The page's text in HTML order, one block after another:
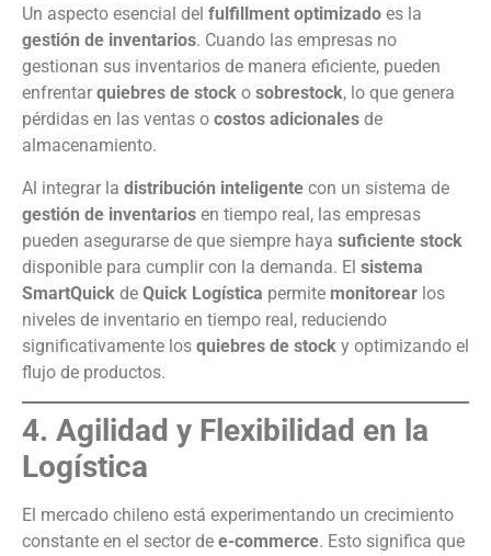
Un aspecto esencial del fulfillment optimizado es la
gestión de inventarios. Cuando las empresas no
gestionan sus inventarios de manera eficiente, pueden
enfrentar quiebres de stock o sobrestock, lo que genera
pérdidas en las ventas o costos adicionales de
almacenamiento.
Al integrar la distribución inteligente con un sistema de
gestión de inventarios en tiempo real, las empresas
pueden asegurarse de que siempre haya suficiente stock
disponible para cumplir con la demanda. El sistema
SmartQuick de Quick Logística permite monitorear los
niveles de inventario en tiempo real, reduciendo
significativamente los quiebres de stock y optimizando el
flujo de productos.
4. Agilidad y Flexibilidad en la
Logística
El mercado chileno está experimentando un crecimiento
constante en el sector de e-commerce. Esto significa que